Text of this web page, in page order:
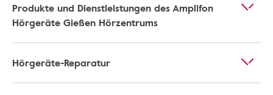
Produkte und Dienstleistungen des Amplifon
Hörgeräte Gießen Hörzentrums
Hörgeräte-Reparatur